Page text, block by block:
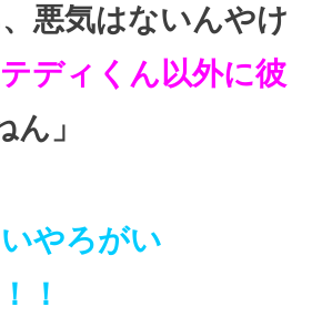
悪気はないんやけ
テディくん以外に彼
ん」
やろがい
！